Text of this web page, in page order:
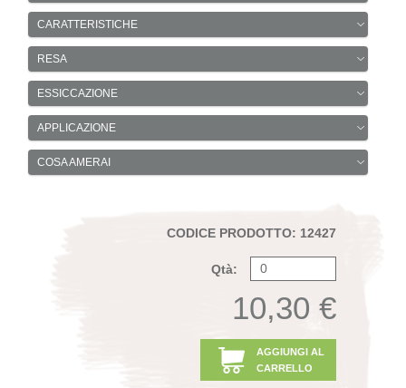
CARATTERISTICHE
RESA
ESSICCAZIONE
APPLICAZIONE
COSA AMERAI
CODICE PRODOTTO: 12427
Qtà:
10,30 €
AGGIUNGI AL
CARRELLO